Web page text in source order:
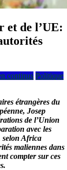
et de l’UE:
continus Politique
étrangères du
Josep
de l’Union
avec les
selon Africa
maliennes dans
compter sur ces